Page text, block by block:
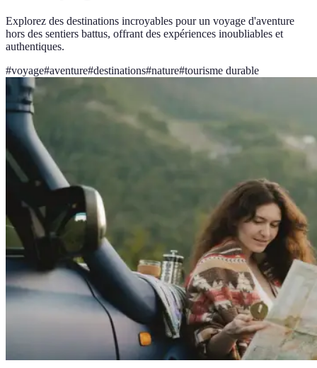
Explorez des destinations incroyables pour un voyage d'aventure
hors des sentiers battus, offrant des expériences inoubliables et
authentiques.
#voyage#aventure#destinations#nature#tourisme durable